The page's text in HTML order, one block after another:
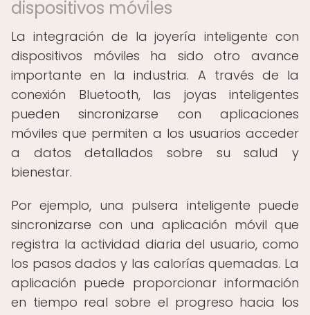
dispositivos móviles
La integración de la joyería inteligente con
dispositivos móviles ha sido otro avance
importante en la industria. A través de la
conexión Bluetooth, las joyas inteligentes
pueden sincronizarse con aplicaciones
móviles que permiten a los usuarios acceder
a datos detallados sobre su salud y
bienestar.
Por ejemplo, una pulsera inteligente puede
sincronizarse con una aplicación móvil que
registra la actividad diaria del usuario, como
los pasos dados y las calorías quemadas. La
aplicación puede proporcionar información
en tiempo real sobre el progreso hacia los